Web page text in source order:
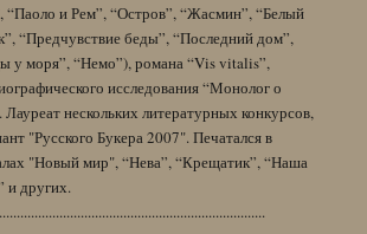
“Паоло и Рем”, “Остров”, “Жасмин”, “Белый
“Предчувствие беды”, “Последний дом”,
у моря”, “Немо”), романа “Vis vitalis”,
исследования “Монолог о
Лауреат нескольких литературных конкурсов,
"Русского Букера 2007". Печатался в
"Новый мир", “Нева”, “Крещатик”, “Наша
и других.